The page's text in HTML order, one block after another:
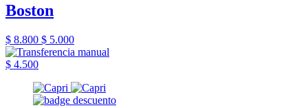
Boston
$ 8.800 $ 5.000
$ 4.500